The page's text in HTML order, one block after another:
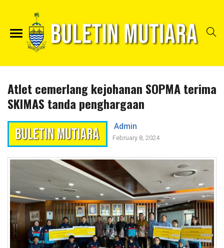
Atlet cemerlang kejohanan SOPMA terima
SKIMAS tanda penghargaan
Admin
February 8, 2024